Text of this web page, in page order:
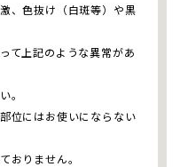
、色抜け（白斑等）や黒
て上記のような異常があ
。
位にはお使いにならない
おりません。